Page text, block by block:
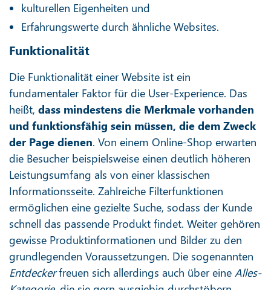
kulturellen Eigenheiten und
Erfahrungswerte durch ähnliche Websites.
Funktionalität
Die Funktionalität einer Website ist ein
fundamentaler Faktor für die User-Experience. Das
heißt, dass mindestens die Merkmale vorhanden
und funktionsfähig sein müssen, die dem Zweck
der Page dienen. Von einem Online-Shop erwarten
die Besucher beispielsweise einen deutlich höheren
Leistungsumfang als von einer klassischen
Informationsseite. Zahlreiche Filterfunktionen
ermöglichen eine gezielte Suche, sodass der Kunde
schnell das passende Produkt findet. Weiter gehören
gewisse Produktinformationen und Bilder zu den
grundlegenden Voraussetzungen. Die sogenannten
Entdeckerfreuen sich allerdings auch über eine Alles-